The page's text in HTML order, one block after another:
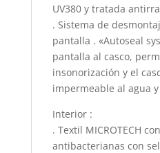
UV380 y tratada
. Sistema de
pantalla . «Autoseal
pantalla al casco,
insonorización y el
impermeable al agua
Interior :
. Textil MICROTECH
antibacterianas con